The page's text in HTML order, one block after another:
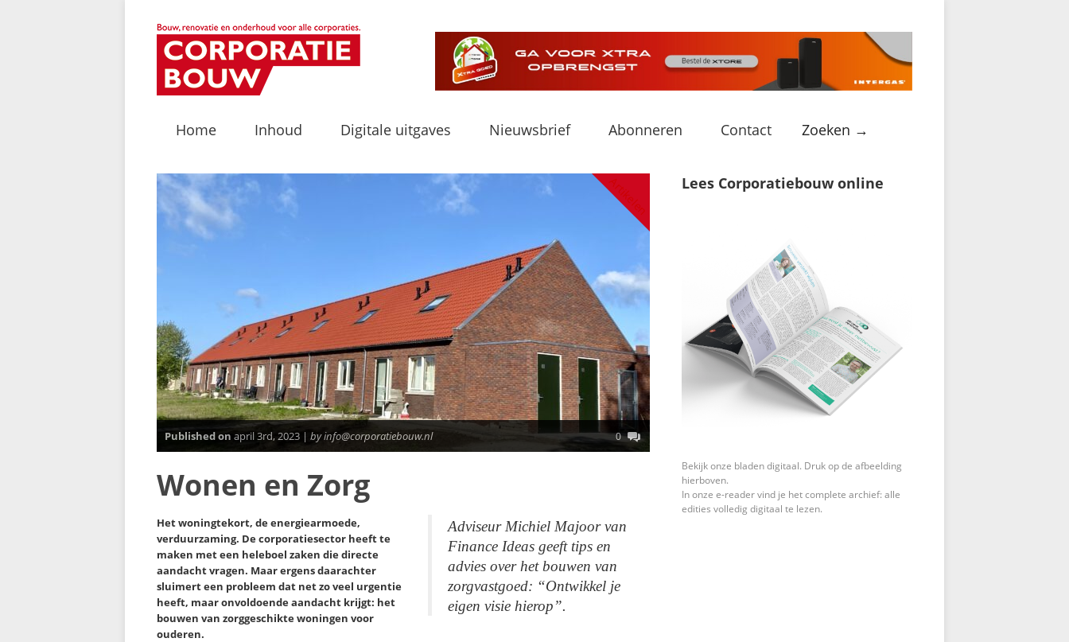
Home Inhoud Digitale uitgaves Nieuwsbrief Abonneren Contact Zoeken →
Artikelen
Published on april 3rd, 2023 | by info@corporatiebouw.nl 0
Wonen en Zorg
Adviseur Michiel Majoor van
Finance Ideas geeft tips en
advies over het bouwen van
zorgvastgoed: “Ontwikkel je
eigen visie hierop”.
Het woningtekort, de energiearmoede,
verduurzaming. De corporatiesector heeft te
maken met een heleboel zaken die directe
aandacht vragen. Maar ergens daarachter
sluimert een probleem dat net zo veel urgentie
heeft, maar onvoldoende aandacht krijgt: het
bouwen van zorggeschikte woningen voor
ouderen.
Lees Corporatiebouw online
Bekijk onze bladen digitaal. Druk op de afbeelding
hierboven.
In onze e-reader vind je het complete archief: alle
edities volledig digitaal te lezen.